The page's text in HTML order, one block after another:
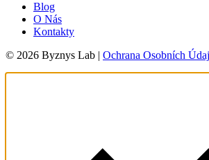
Blog
O Nás
Kontakty
© 2026 Byznys Lab | Ochrana Osobních